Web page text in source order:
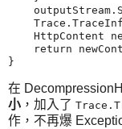
HttpContent
return
在
小 ，加入了
作，不再爆